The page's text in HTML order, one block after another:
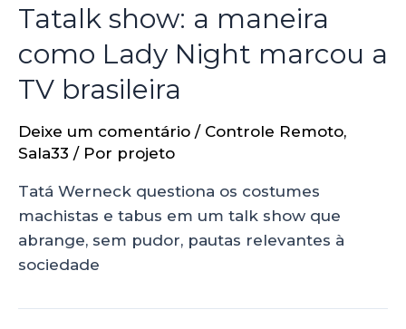
Tatalk show: a maneira
como Lady Night marcou a
TV brasileira
Deixe um comentário / Controle Remoto,
Sala33 / Por projeto
Tatá Werneck questiona os costumes
machistas e tabus em um talk show que
abrange, sem pudor, pautas relevantes à
sociedade